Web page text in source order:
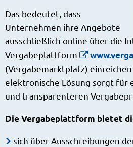
Das bedeutet, dass
Unternehmen ihre Angebote
ausschließlich online über die
Vergabeplattform
(Vergabemarktplatz)
elektronische Lösung sorgt für
und transparenteren
Die Vergabeplattform bietet
sich über Ausschreibungen